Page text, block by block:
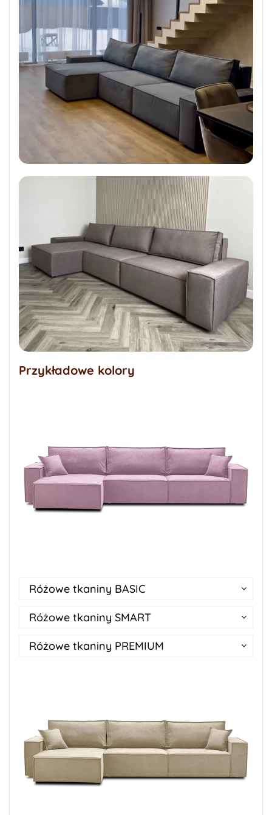
Przykładowe kolory
Różowe tkaniny BASIC
Różowe tkaniny SMART
Różowe tkaniny PREMIUM